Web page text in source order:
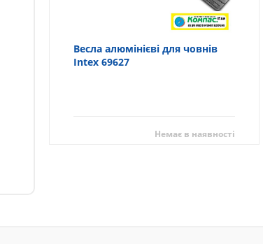
Весла алюмінієві для човнів
Intex 69627
Немає в наявності